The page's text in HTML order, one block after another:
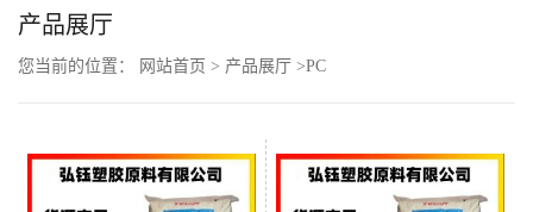
公
介
产品展厅
您当前的位置： 网站首页 > 产品展厅 >PC